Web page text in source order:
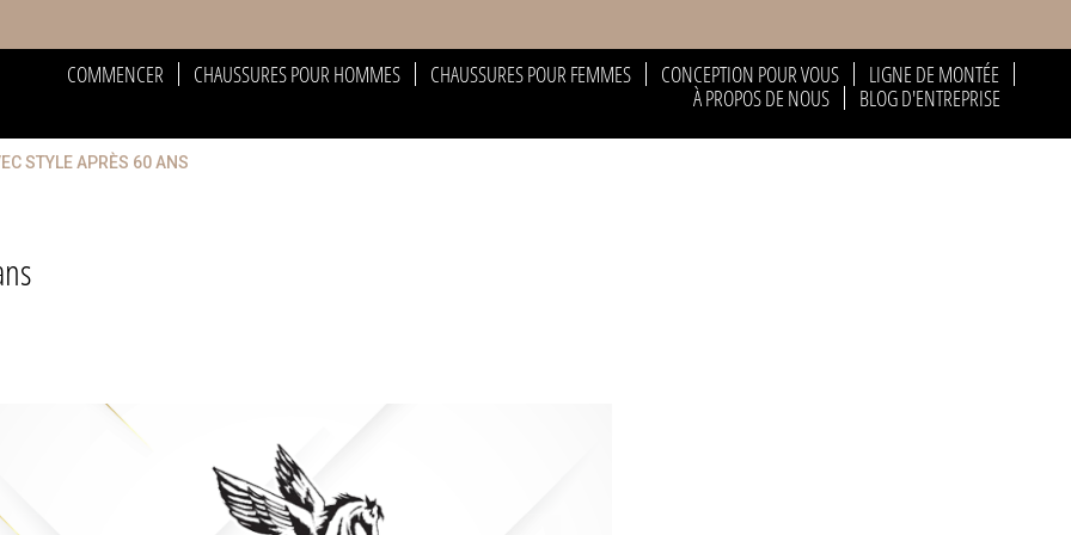
COMMENCER CHAUSSURES POUR HOMMES CHAUSSURES POUR FEMMES CONCEPTION POUR VOUS
LIGNE DE MONTÉE
À PROPOS DE NOUS
BLOG D'ENTREPRISE
STYLE APRÈS 60 ANS